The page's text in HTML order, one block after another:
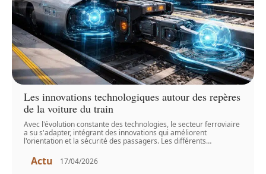
Les innovations technologiques autour des repères
de la voiture du train
Avec l'évolution constante des technologies, le secteur ferroviaire
a su s'adapter, intégrant des innovations qui améliorent
l'orientation et la sécurité des passagers. Les différents…
Actu 17/04/2026